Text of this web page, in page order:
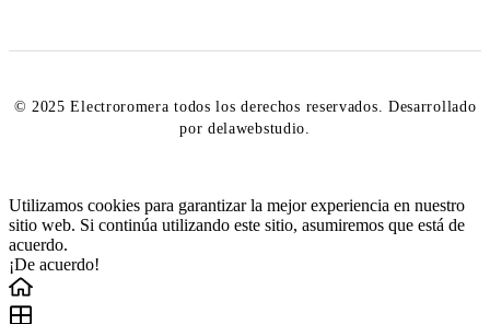
© 2025 Electroromera todos los derechos reservados. Desarrollado
por delawebstudio.
Utilizamos cookies para garantizar la mejor experiencia en nuestro
sitio web. Si continúa utilizando este sitio, asumiremos que está de
acuerdo.
¡De acuerdo!